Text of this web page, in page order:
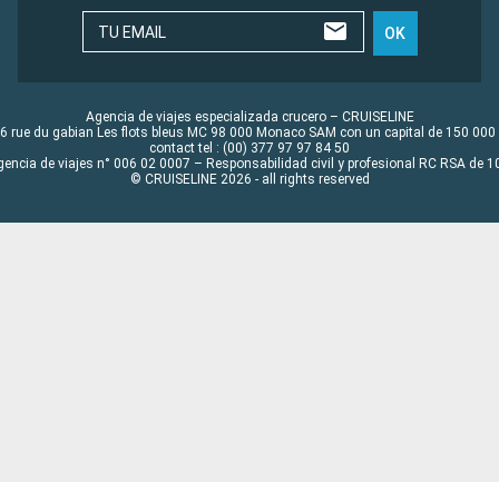
TU EMAIL OK
Agencia de viajes especializada crucero – CRUISELINE
rue du gabian Les flots bleus MC 98 000 Monaco SAM con un capital de 150 000
contact tel : (00) 377 97 97 84 50
de viajes n° 006 02 0007 – Responsabilidad civil y profesional RC RSA de
© CRUISELINE 2026 - all rights reserved